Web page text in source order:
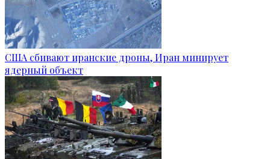
США сбивают иранские дроны, Иран минирует
ядерный объект